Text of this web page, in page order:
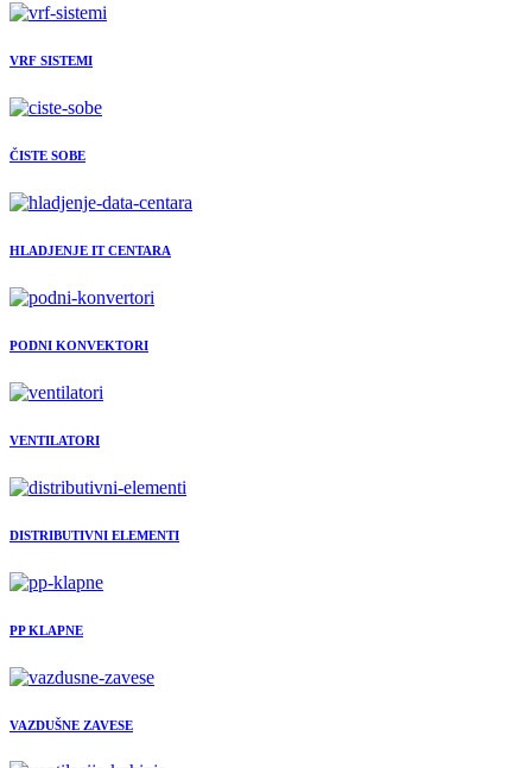
VRF SISTEMI
ČISTE SOBE
HLADJENJE IT CENTARA
PODNI KONVEKTORI
VENTILATORI
DISTRIBUTIVNI ELEMENTI
PP KLAPNE
VAZDUŠNE ZAVESE